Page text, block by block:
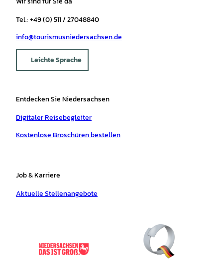
Tel.: +49 (0) 511 / 27048840
info@tourismusniedersachsen.de
Leichte Sprache
Entdecken Sie Niedersachsen
Digitaler Reisebegleiter
Kostenlose Broschüren bestellen
Job & Karriere
Aktuelle Stellenangebote